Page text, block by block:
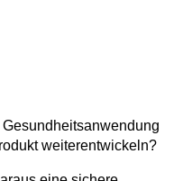
weiterentwickeln?